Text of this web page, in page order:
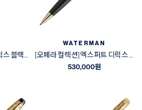
[오페라 컬렉션] 까렌 디럭스 블랙&골드 GT 만년필
WATERMAN
[오페라 컬렉션] 엑스퍼트 디럭스 블랙&골드 GT 볼펜
530,000원